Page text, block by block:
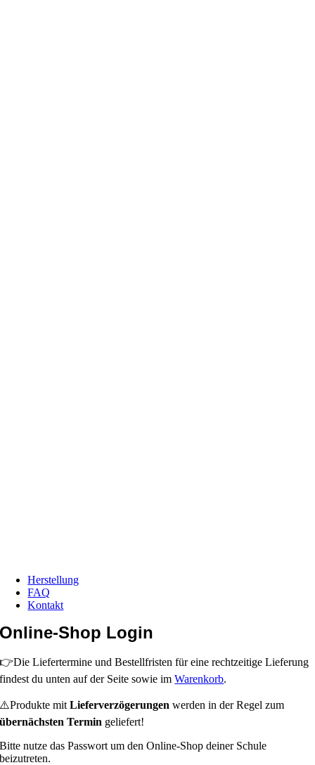
Herstellung
FAQ
Kontakt
Online-Shop Login
👉Die Liefertermine und Bestellfristen für eine rechtzeitige Lieferung
findest du unten auf der Seite sowie imWarenkorb.
⚠️Produkte mitLieferverzögerungen werden in der Regel zum
übernächsten Termin geliefert!
Bitte nutze das Passwort um den Online-Shop deiner Schule
beizutreten.